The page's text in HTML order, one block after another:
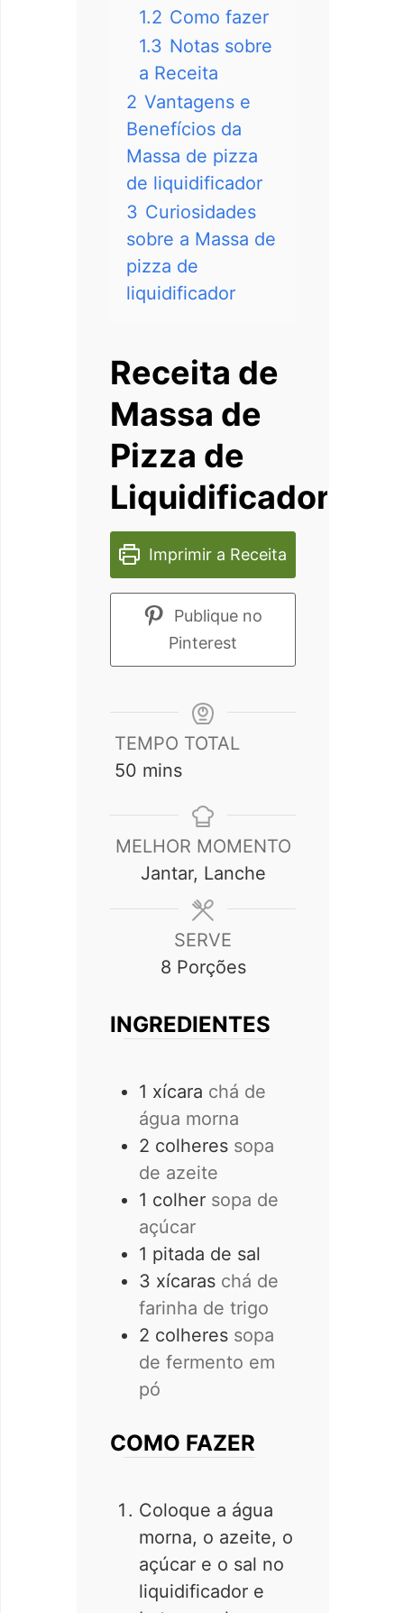
1.2 Como fazer
1.3 Notas sobre
a Receita
2 Vantagens e
Benefícios da
Massa de pizza
de liquidificador
3 Curiosidades
sobre a Massa de
pizza de
liquidificador
Receita de
Massa de
Pizza de
Liquidificador
Imprimir a Receita
Publique no
Pinterest
TEMPO TOTAL
50 minutes
mins
MELHOR MOMENTO
Jantar, Lanche
SERVE
8 Porções
INGREDIENTES
1 xícara chá de
água morna
2 colheres sopa
de azeite
1 colher sopa de
açúcar
1 pitada de sal
3 xícaras chá de
farinha de trigo
2 colheres sopa
de fermento em
pó
COMO FAZER
Coloque a água
morna, o azeite, o
açúcar e o sal no
liquidificador e